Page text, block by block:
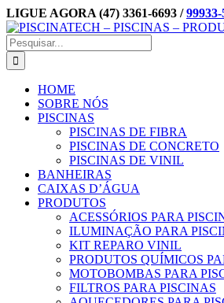
Ir
para
o
conteúdo
LIGUE AGORA (47) 3361-6693 /
Facebook
Instagram
E-
mail
Buscar
resultados
para:
HOME
SOBRE NÓS
PISCINAS
PISCINAS DE FIBRA
PISCINAS DE CONCRETO
PISCINAS DE VINIL
BANHEIRAS
CAIXAS D’ÁGUA
PRODUTOS
ACESSÓRIOS PARA
ILUMINAÇÃO PARA
KIT REPARO VINIL
PRODUTOS QUÍMICOS
MOTOBOMBAS PARA
FILTROS PARA PISCINAS